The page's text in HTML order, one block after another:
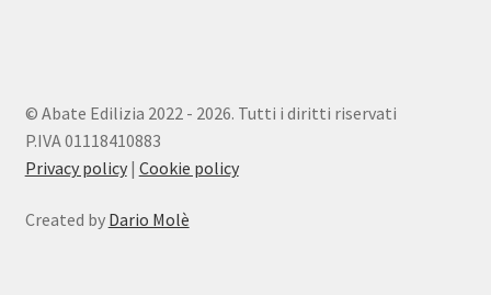
© Abate Edilizia 2022 - 2026. Tutti i diritti riservati
P.IVA 01118410883
Privacy policy| Cookie policy
Created by Dario Molè